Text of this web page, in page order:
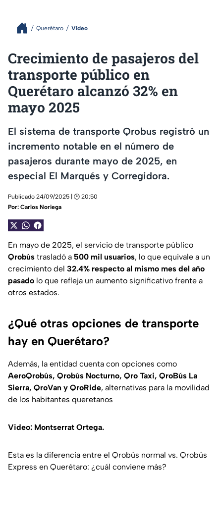
Querétaro Video
Crecimiento de pasajeros del
transporte público en
Querétaro alcanzó 32% en
mayo 2025
El sistema de transporte Qrobus registró un
incremento notable en el número de
pasajeros durante mayo de 2025, en
especial El Marqués y Corregidora.
Publicado 24/09/2025 | 🕑 20:50
Por: Carlos Noriega
En mayo de 2025, el servicio de transporte público
Qrobús trasladó a 500 mil usuarios, lo que equivale a un
crecimiento del 32.4% respecto al mismo mes del año
pasado lo que refleja un aumento significativo frente a
otros estados.
¿Qué otras opciones de transporte
hay en Querétaro?
Además, la entidad cuenta con opciones como
AeroQrobús, Qrobús Nocturno, Qro Taxi, QroBús La
Sierra, QroVan y QroRide, alternativas para la movilidad
de los habitantes queretanos
Video: Montserrat Ortega.
Esta es la diferencia entre el Qrobús normal vs. Qrobús
Express en Querétaro: ¿cuál conviene más?